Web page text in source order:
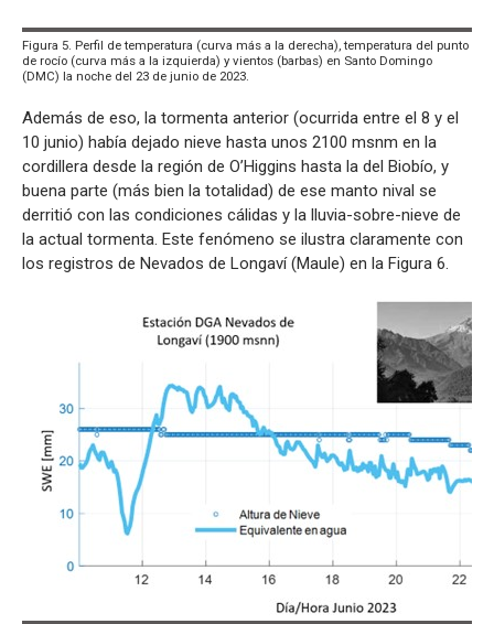
Figura 5. Perfil de temperatura (curva más a la derecha), temperatura del punto
de rocío (curva más a la izquierda) y vientos (barbas) en Santo Domingo
(DMC) la noche del 23 de junio de 2023.
Además de eso, la tormenta anterior (ocurrida entre el 8 y el
10 junio) había dejado nieve hasta unos 2100 msnm en la
cordillera desde la región de O’Higgins hasta la del Biobío, y
buena parte (más bien la totalidad) de ese manto nival se
derritió con las condiciones cálidas y la lluvia-sobre-nieve de
la actual tormenta. Este fenómeno se ilustra claramente con
los registros de Nevados de Longaví (Maule) en la Figura 6.